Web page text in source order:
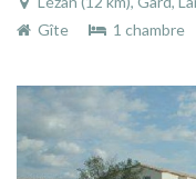
Gîte
1 chambre